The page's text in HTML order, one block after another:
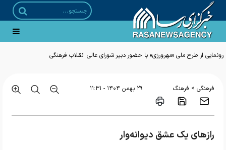
رونمایی از طرح ملی «مهرورزی» با حضور دبیر شورای عالی انقلاب فرهنگی
فرهنگی > فرهنگ ۲۹ بهمن ۱۴۰۴ - ۱۱:۳۱
رازهای یک عشق دیوانه‌وار